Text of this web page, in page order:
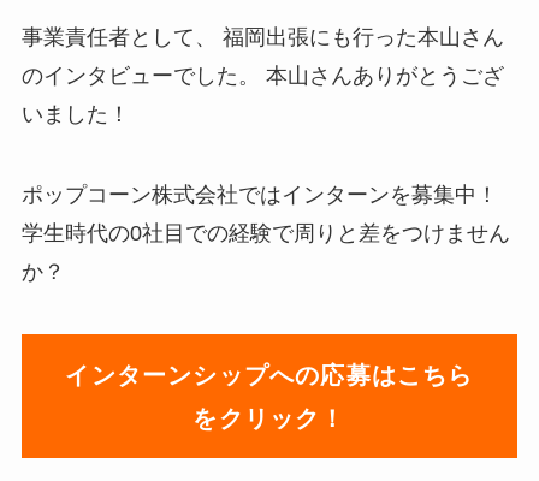
事業責任者として、 福岡出張にも行った本山さん
のインタビューでした。 本山さんありがとうござ
いました！
ポップコーン株式会社ではインターンを募集中！
学生時代の0社目での経験で周りと差をつけません
か？
インターンシップへの応募はこちら
をクリック！